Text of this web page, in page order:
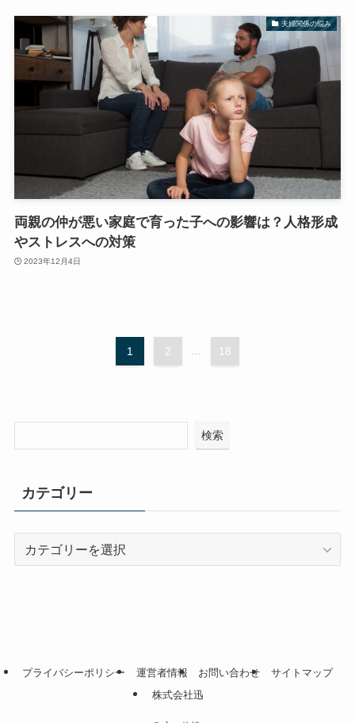
夫婦関係の悩み
両親の仲が悪い家庭で育った子への影響は？人格形成
やストレスへの対策
2023年12月4日
1 2 ... 18
検索
カテゴリー
プライバシーポリシー 運営者情報 お問い合わせ
サイトマップ
株式会社迅